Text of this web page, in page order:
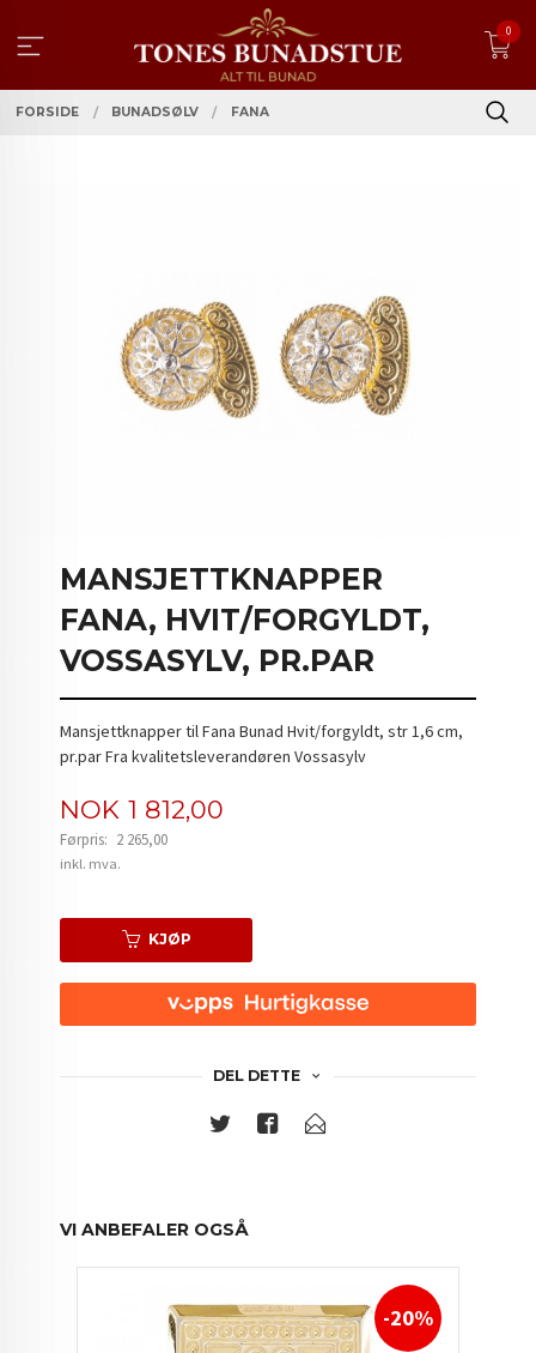
innholdet
0
FORSIDE BUNADSØLV FANA
MANSJETTKNAPPER
FANA, HVIT/FORGYLDT,
VOSSASYLV, PR.PAR
Mansjettknapper til Fana Bunad Hvit/forgyldt, str 1,6 cm,
pr.par Fra kvalitetsleverandøren Vossasylv
Tilbud
NOK 1 812,00
Førpris: 2 265,00
Rabatt
inkl. mva.
KJØP
DEL DETTE
VI ANBEFALER OGSÅ
-20%